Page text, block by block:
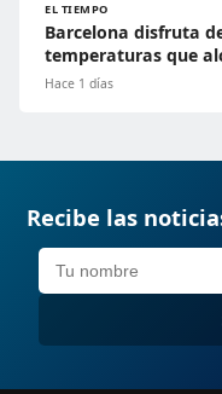
EL TIEMPO
Barcelona disfruta
temperaturas que
Hace 1 días
Recibe las